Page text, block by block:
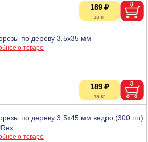
189 ₽
по дереву 3,5х35 мм
о товаре
189 ₽
по дереву 3,5х45 мм ведро (300 шт)
о товаре